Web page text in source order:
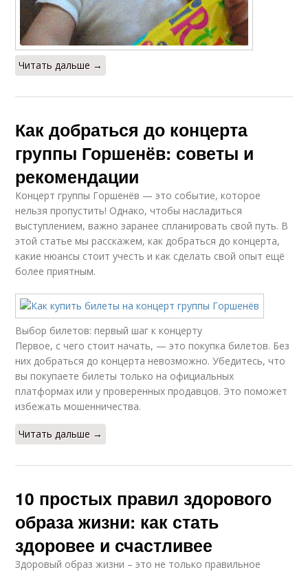
Читать дальше →
Как добраться до концерта
группы Горшенёв: советы и
рекомендации
Концерт группы Горшенёв — это событие, которое
нельзя пропустить! Однако, чтобы насладиться
выступлением, важно заранее спланировать свой путь. В
этой статье мы расскажем, как добраться до концерта,
какие нюансы стоит учесть и как сделать свой опыт ещё
более приятным.
Выбор билетов: первый шаг к концерту
Первое, с чего стоит начать, — это покупка билетов. Без
них добраться до концерта невозможно. Убедитесь, что
вы покупаете билеты только на официальных
платформах или у проверенных продавцов. Это поможет
избежать мошенничества.
Читать дальше →
10 простых правил здорового
образа жизни: как стать
здоровее и счастливее
Здоровый образ жизни – это не только правильное